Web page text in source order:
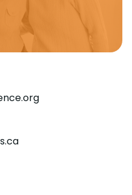
humaines, elle a
stratégique,
Consultante, coach,
Caroline est reconnue
et à aider
avec clarté,